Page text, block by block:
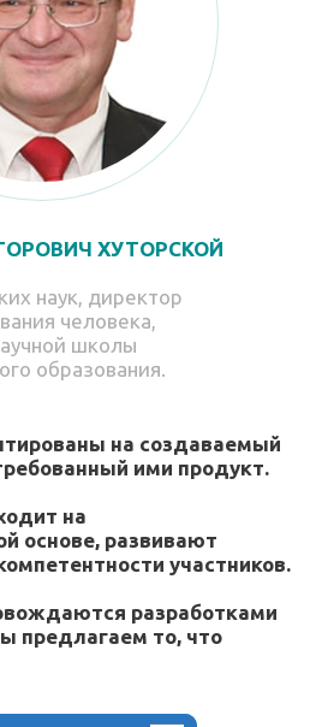
ХУТОРСКОЙ
наук, директор
человека,
школы
образования.
на создаваемый
ими продукт.
на
основе, развивают
участников.
разработками
предлагаем то, что